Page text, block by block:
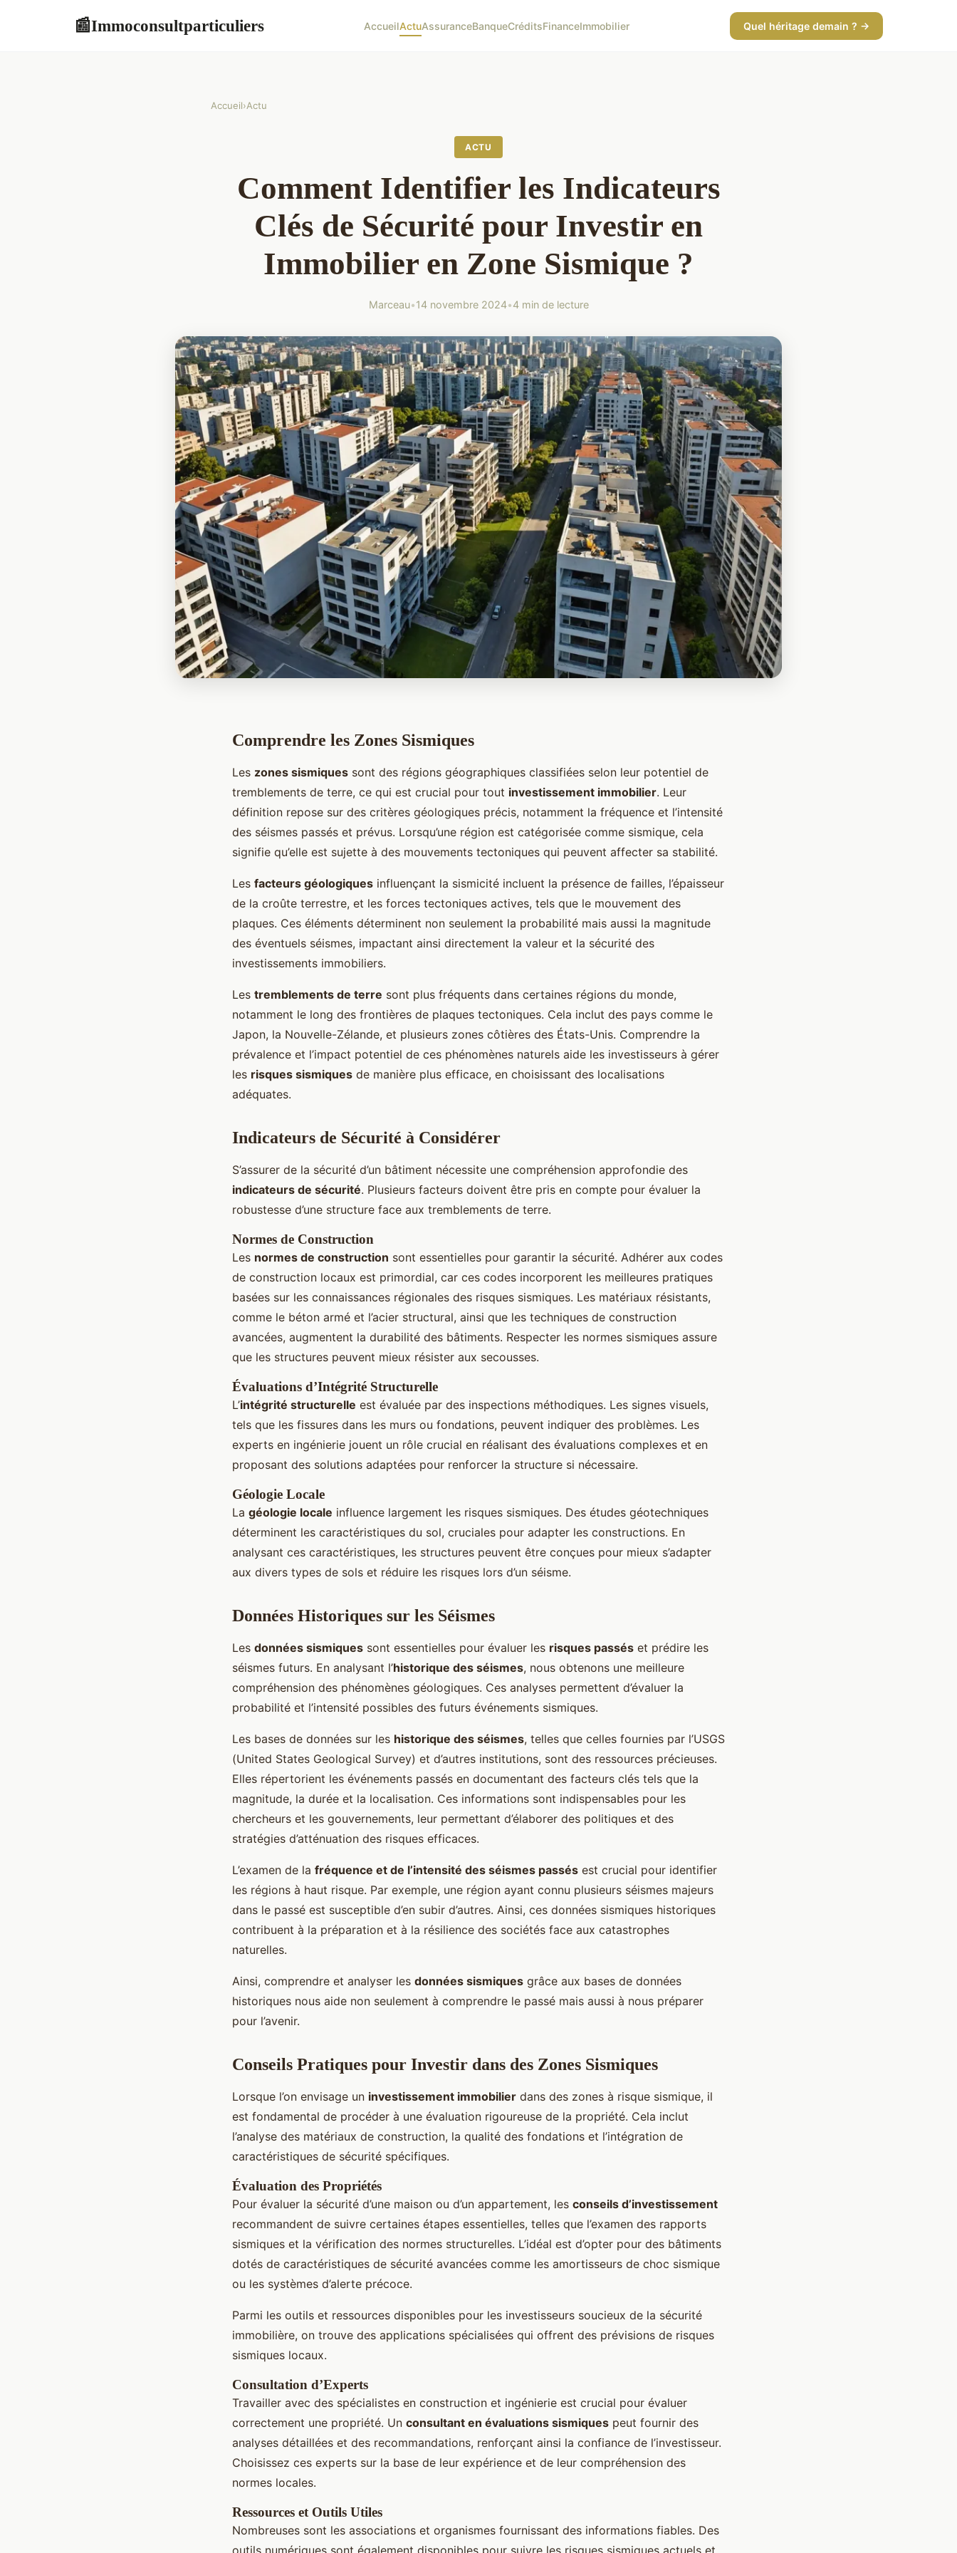
📰Immoconsultparticuliers AccueilActuAssuranceBanqueCréditsFinanceImmobilier Quel héritage demain ? →
Accueil›Actu
ACTU
Comment Identifier les Indicateurs
Clés de Sécurité pour Investir en
Immobilier en Zone Sismique ?
Marceau•14 novembre 2024•4 min de lecture
Comprendre les Zones Sismiques
Les zones sismiques sont des régions géographiques classifiées selon leur potentiel de
tremblements de terre, ce qui est crucial pour tout investissement immobilier. Leur
définition repose sur des critères géologiques précis, notamment la fréquence et l’intensité
des séismes passés et prévus. Lorsqu’une région est catégorisée comme sismique, cela
signifie qu’elle est sujette à des mouvements tectoniques qui peuvent affecter sa stabilité.
Les facteurs géologiques influençant la sismicité incluent la présence de failles, l’épaisseur
de la croûte terrestre, et les forces tectoniques actives, tels que le mouvement des
plaques. Ces éléments déterminent non seulement la probabilité mais aussi la magnitude
des éventuels séismes, impactant ainsi directement la valeur et la sécurité des
investissements immobiliers.
Les tremblements de terre sont plus fréquents dans certaines régions du monde,
notamment le long des frontières de plaques tectoniques. Cela inclut des pays comme le
Japon, la Nouvelle-Zélande, et plusieurs zones côtières des États-Unis. Comprendre la
prévalence et l’impact potentiel de ces phénomènes naturels aide les investisseurs à gérer
les risques sismiques de manière plus efficace, en choisissant des localisations
adéquates.
Indicateurs de Sécurité à Considérer
S’assurer de la sécurité d’un bâtiment nécessite une compréhension approfondie des
indicateurs de sécurité. Plusieurs facteurs doivent être pris en compte pour évaluer la
robustesse d’une structure face aux tremblements de terre.
Normes de Construction
Les normes de construction sont essentielles pour garantir la sécurité. Adhérer aux codes
de construction locaux est primordial, car ces codes incorporent les meilleures pratiques
basées sur les connaissances régionales des risques sismiques. Les matériaux résistants,
comme le béton armé et l’acier structural, ainsi que les techniques de construction
avancées, augmentent la durabilité des bâtiments. Respecter les normes sismiques assure
que les structures peuvent mieux résister aux secousses.
Évaluations d’Intégrité Structurelle
L’intégrité structurelle est évaluée par des inspections méthodiques. Les signes visuels,
tels que les fissures dans les murs ou fondations, peuvent indiquer des problèmes. Les
experts en ingénierie jouent un rôle crucial en réalisant des évaluations complexes et en
proposant des solutions adaptées pour renforcer la structure si nécessaire.
Géologie Locale
La géologie locale influence largement les risques sismiques. Des études géotechniques
déterminent les caractéristiques du sol, cruciales pour adapter les constructions. En
analysant ces caractéristiques, les structures peuvent être conçues pour mieux s’adapter
aux divers types de sols et réduire les risques lors d’un séisme.
Données Historiques sur les Séismes
Les données sismiques sont essentielles pour évaluer les risques passés et prédire les
séismes futurs. En analysant l’historique des séismes, nous obtenons une meilleure
compréhension des phénomènes géologiques. Ces analyses permettent d’évaluer la
probabilité et l’intensité possibles des futurs événements sismiques.
Les bases de données sur les historique des séismes, telles que celles fournies par l’USGS
(United States Geological Survey) et d’autres institutions, sont des ressources précieuses.
Elles répertorient les événements passés en documentant des facteurs clés tels que la
magnitude, la durée et la localisation. Ces informations sont indispensables pour les
chercheurs et les gouvernements, leur permettant d’élaborer des politiques et des
stratégies d’atténuation des risques efficaces.
L’examen de la fréquence et de l’intensité des séismes passés est crucial pour identifier
les régions à haut risque. Par exemple, une région ayant connu plusieurs séismes majeurs
dans le passé est susceptible d’en subir d’autres. Ainsi, ces données sismiques historiques
contribuent à la préparation et à la résilience des sociétés face aux catastrophes
naturelles.
Ainsi, comprendre et analyser les données sismiques grâce aux bases de données
historiques nous aide non seulement à comprendre le passé mais aussi à nous préparer
pour l’avenir.
Conseils Pratiques pour Investir dans des Zones Sismiques
Lorsque l’on envisage un investissement immobilier dans des zones à risque sismique, il
est fondamental de procéder à une évaluation rigoureuse de la propriété. Cela inclut
l’analyse des matériaux de construction, la qualité des fondations et l’intégration de
caractéristiques de sécurité spécifiques.
Évaluation des Propriétés
Pour évaluer la sécurité d’une maison ou d’un appartement, les conseils d’investissement
recommandent de suivre certaines étapes essentielles, telles que l’examen des rapports
sismiques et la vérification des normes structurelles. L’idéal est d’opter pour des bâtiments
dotés de caractéristiques de sécurité avancées comme les amortisseurs de choc sismique
ou les systèmes d’alerte précoce.
Parmi les outils et ressources disponibles pour les investisseurs soucieux de la sécurité
immobilière, on trouve des applications spécialisées qui offrent des prévisions de risques
sismiques locaux.
Consultation d’Experts
Travailler avec des spécialistes en construction et ingénierie est crucial pour évaluer
correctement une propriété. Un consultant en évaluations sismiques peut fournir des
analyses détaillées et des recommandations, renforçant ainsi la confiance de l’investisseur.
Choisissez ces experts sur la base de leur expérience et de leur compréhension des
normes locales.
Ressources et Outils Utiles
Nombreuses sont les associations et organismes fournissant des informations fiables. Des